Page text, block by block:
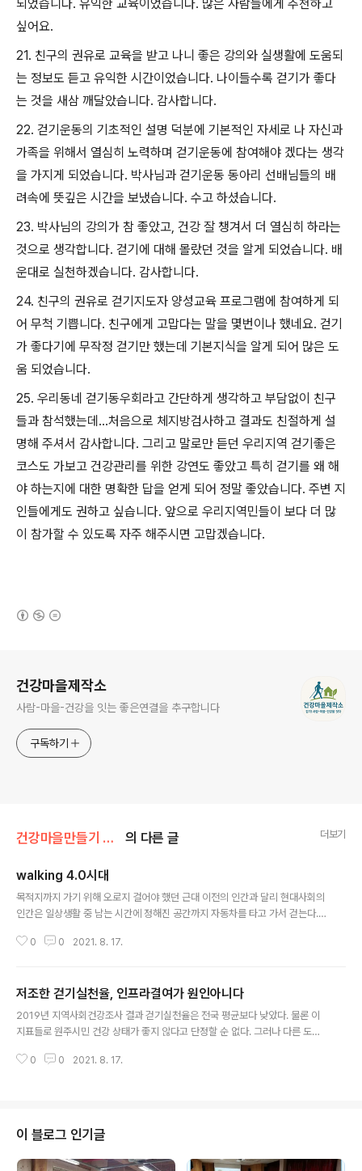
되었습니다. 유익한 교육이었습니다. 많은 사람들에게 추천하고
싶어요.
21. 친구의 권유로 교육을 받고 나니 좋은 강의와 실생활에 도움되
는 정보도 듣고 유익한 시간이었습니다. 나이들수록 걷기가 좋다
는 것을 새삼 깨달았습니다. 감사합니다.
22. 걷기운동의 기초적인 설명 덕분에 기본적인 자세로 나 자신과
가족을 위해서 열심히 노력하며 걷기운동에 참여해야 겠다는 생각
을 가지게 되었습니다. 박사님과 걷기운동 동아리 선배님들의 배
려속에 뜻깊은 시간을 보냈습니다. 수고 하셨습니다.
23. 박사님의 강의가 참 좋았고, 건강 잘 챙겨서 더 열심히 하라는
것으로 생각합니다. 걷기에 대해 몰랐던 것을 알게 되었습니다. 배
운대로 실천하겠습니다. 감사합니다.
24. 친구의 권유로 걷기지도자 양성교육 프로그램에 참여하게 되
어 무척 기쁩니다. 친구에게 고맙다는 말을 몇번이나 했네요. 걷기
가 좋다기에 무작정 걷기만 했는데 기본지식을 알게 되어 많은 도
움 되었습니다.
25. 우리동네 걷기동우회라고 간단하게 생각하고 부담없이 친구
들과 참석했는데...처음으로 체지방검사하고 결과도 친절하게 설
명해 주셔서 감사합니다. 그리고 말로만 듣던 우리지역 걷기좋은
코스도 가보고 건강관리를 위한 강연도 좋았고 특히 걷기를 왜 해
야 하는지에 대한 명확한 답을 얻게 되어 정말 좋았습니다. 주변 지
인들에게도 권하고 싶습니다. 앞으로 우리지역민들이 보다 더 많
이 참가할 수 있도록 자주 해주시면 고맙겠습니다.
건강마을제작소
사람-마을-건강을 잇는 좋은연결을 추구합니다
구독하기
건강마을만들기 사업/마을걷기운동지도자 양성교육 의 다른 글 더보기
walking 4.0시대
목적지까지 가기 위해 오로지 걸어야 했던 근대 이전의 인간과 달리 현대사회의
인간은 일상생활 중 남는 시간에 정해진 공간까지 자동차를 타고 가서 걷는다.
육관, 헬스장, 쇼핑몰 등 레베카 솔닛(Rebecca Solnit)이 말했던 ‘보호구역’에
다. 1960년대부터 유럽과 미국을 중심으로 보행환경 중심의 도시계획이 논의
되기 시작했다. 국내에서는 근대화와 도시화를 급격하게 겪으면서 자동차중심
사회로 진입하게 되었고, 1990년대에 들어서면서‘보행권’을 시작으로 사회운
0 0 2021. 8. 17.
저조한 걷기실천율, 인프라결여가 원인아니다
2019년 지역사회건강조사 결과 걷기실천율은 전국 평균보다 낮았다. 물론 이
지표들로 원주시민 건강 상태가 좋지 않다고 단정할 순 없다. 그러나 다른 도시
다. 원주시가 대한민국 대표 건강도시를 표방하고 있어서다. 최소한 지표가 중
더욱 그렇다. 대표적인 곳이 66억 원을 들여 만든 치악산둘레길이다. 치악산둘
레길은 이제 다른 지역에서 찾는 명소로 발돋움하고 있다. 30개 코스 400㎞
를 개설하는 원주..
0 0 2021. 8. 17.
이 블로그 인기글